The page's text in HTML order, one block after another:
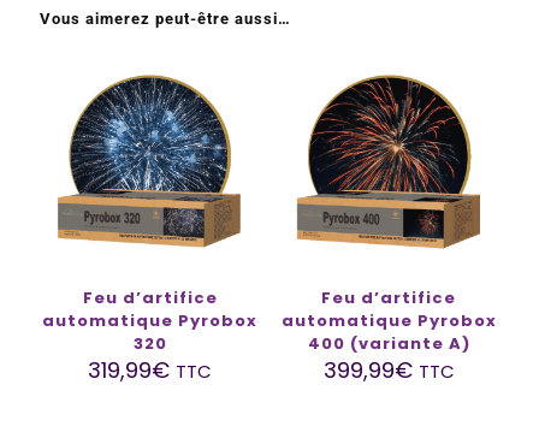
Vous aimerez peut-être aussi…
Feu d’artifice
automatique Pyrobox
320
319,99€ TTC
Feu d’artifice
automatique Pyrobox
400 (variante A)
399,99€ TTC